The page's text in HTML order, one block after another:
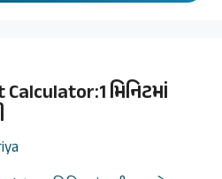
મિનિટમાં